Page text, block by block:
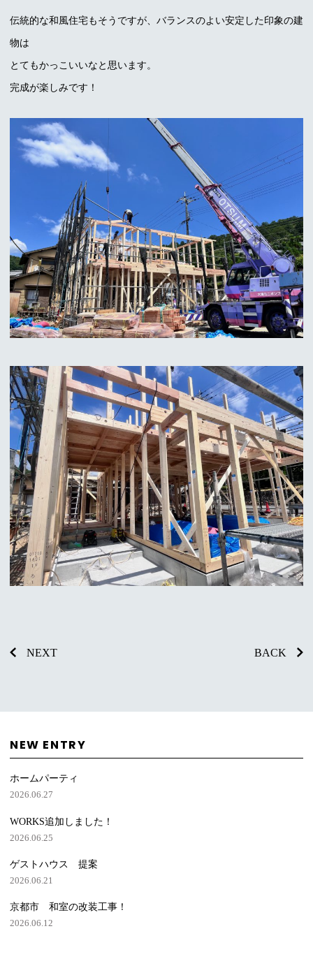
伝統的な和風住宅もそうですが、バランスのよい安定した印象の建
物は
とてもかっこいいなと思います。
完成が楽しみです！
NEXT BACK
NEW ENTRY
ホームパーティ
2026.06.27
WORKS追加しました！
2026.06.25
ゲストハウス 提案
2026.06.21
京都市 和室の改装工事！
2026.06.12